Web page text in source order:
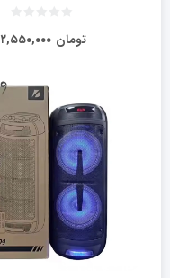
۲,۵۵۰,۰۰۰ تومان